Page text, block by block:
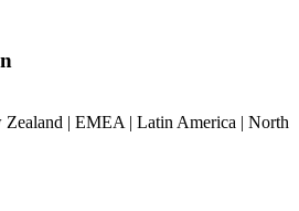
Zealand | EMEA | Latin America | North